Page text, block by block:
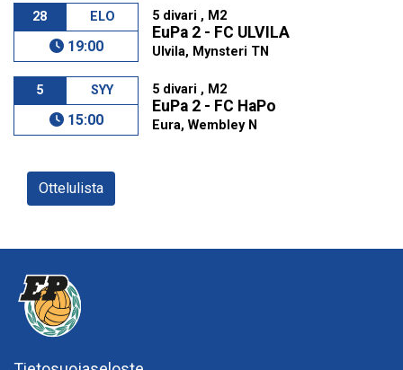
28 ELO
19:00
5 divari , M2
EuPa 2 - FC ULVILA
Ulvila, Mynsteri TN
5 SYY
15:00
5 divari , M2
EuPa 2 - FC HaPo
Eura, Wembley N
Ottelulista